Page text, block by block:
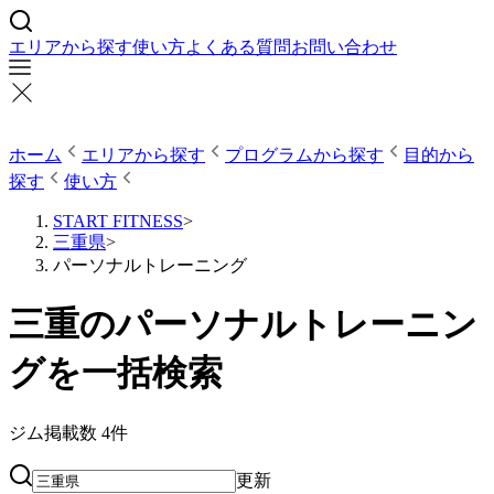
エリアから探す使い方よくある質問お問い合わせ
ホーム エリアから探す プログラムから探す
目的から
探す
使い方
START FITNESS>
三重県>
パーソナルトレーニング
三重のパーソナルトレーニン
グを一括検索
ジム掲載数 4件
更新